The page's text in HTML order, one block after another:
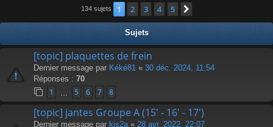
c
134 sujets 1 2 3 4 5
Sujets
[topic] plaquettes de frein
Dernier message par Kéké81 « 30 déc. 2024, 11:54
Réponses : 70
1 5 6 7 8
[topic] jantes Groupe A (15' - 16' - 17')
Dernier message par kis2a « 28 avr. 2022, 22:07